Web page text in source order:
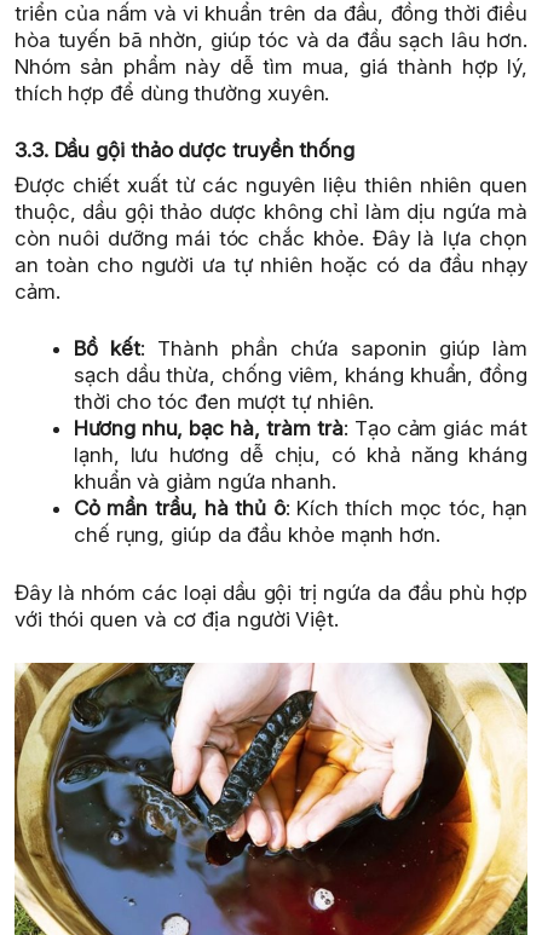
triển của nấm và vi khuẩn trên da đầu, đồng thời điều
hòa tuyến bã nhờn, giúp tóc và da đầu sạch lâu hơn.
Nhóm sản phẩm này dễ tìm mua, giá thành hợp lý,
thích hợp để dùng thường xuyên.
3.3. Dầu gội thảo dược truyền thống
Được chiết xuất từ các nguyên liệu thiên nhiên quen
thuộc, dầu gội thảo dược không chỉ làm dịu ngứa mà
còn nuôi dưỡng mái tóc chắc khỏe. Đây là lựa chọn
an toàn cho người ưa tự nhiên hoặc có da đầu nhạy
cảm.
Bồ kết: Thành phần chứa saponin giúp làm
sạch dầu thừa, chống viêm, kháng khuẩn, đồng
thời cho tóc đen mượt tự nhiên.
Hương nhu, bạc hà, tràm trà: Tạo cảm giác mát
lạnh, lưu hương dễ chịu, có khả năng kháng
khuẩn và giảm ngứa nhanh.
Cỏ mần trầu, hà thủ ô: Kích thích mọc tóc, hạn
chế rụng, giúp da đầu khỏe mạnh hơn.
Đây là nhóm các loại dầu gội trị ngứa da đầu phù hợp
với thói quen và cơ địa người Việt.